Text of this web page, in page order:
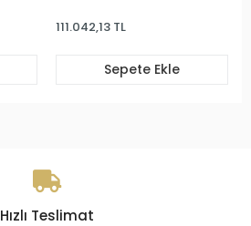
111.042,13 TL
Sepete Ekle
Hızlı Teslimat